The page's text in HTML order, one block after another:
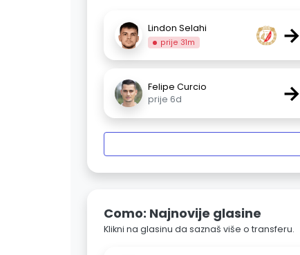
Lindon Selahi
prije 31m →
Felipe Curcio
prije 6d
→
Como: Najnovije glasine
Klikni na glasinu da saznaš više o transferu.